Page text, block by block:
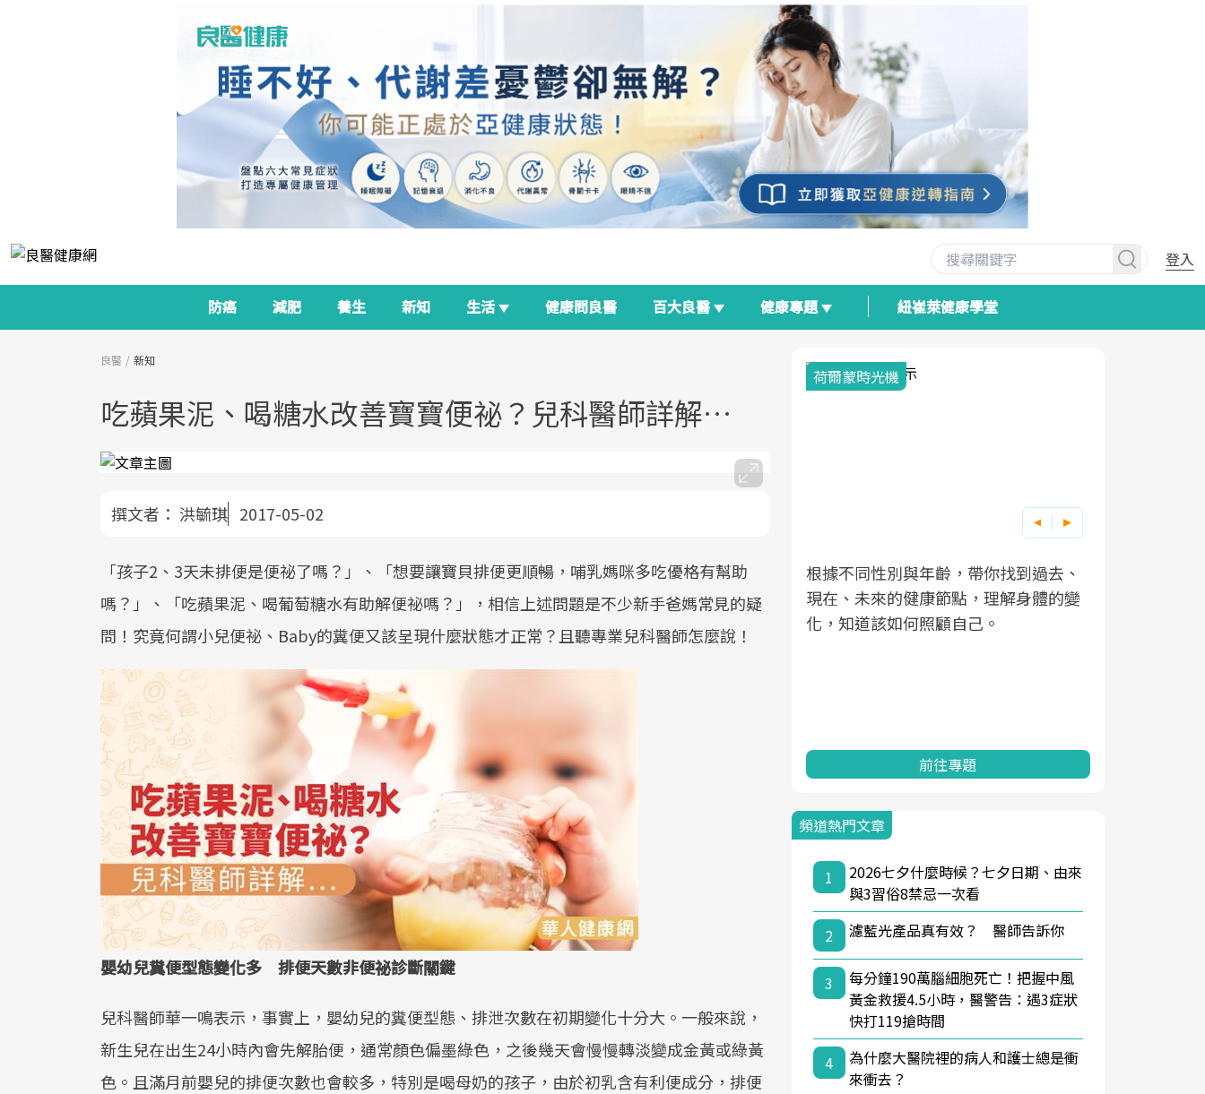
登入
防癌 減肥 養生 新知 生活 健康問良醫 百大良醫 健康專題 紐崔萊健康學堂
良醫 新知
吃蘋果泥、喝糖水改善寶寶便祕？兒科醫師詳解…
撰文者： 洪毓琪 2017-05-02
「孩子2、3天未排便是便祕了嗎？」、「想要讓寶貝排便更順暢，哺乳媽咪多吃優格有幫助
嗎？」、「吃蘋果泥、喝葡萄糖水有助解便祕嗎？」，相信上述問題是不少新手爸媽常見的疑
問！究竟何謂小兒便祕、Baby的糞便又該呈現什麼狀態才正常？且聽專業兒科醫師怎麼說！
嬰幼兒糞便型態變化多 排便天數非便祕診斷關鍵
兒科醫師華一鳴表示，事實上，嬰幼兒的糞便型態、排泄次數在初期變化十分大。一般來說，
新生兒在出生24小時內會先解胎便，通常顏色偏墨綠色，之後幾天會慢慢轉淡變成金黃或綠黃
色。且滿月前嬰兒的排便次數也會較多，特別是喝母奶的孩子，由於初乳含有利便成分，排便
面對超高齡社會的浪潮，台灣正在快速
邁向「健康照護」的新時代。隨著國家
政策如「健康台灣推動委員會」與「長
照3.0」的推進，「預防醫學」已成全民
關注的核心議題。然而，健檢不只是醫
狀況、啟動健康管理的重要起點。
前往專題
2025年，就到良醫生活祭體驗「一站式
健康新生活」，從講座、體驗到運動，
全面啟動你的健康革命！
前往專題
良醫健康網從「換季的身體變化」出
發，透過醫學觀點與日常感受的對話，
建立對亞健康的認知，進而引導實際的
改善行動。
前往專題
荷爾蒙時光機
根據不同性別與年齡，帶你找到過去、
現在、未來的健康節點，理解身體的變
化，知道該如何照顧自己。
前往專題
頻道熱門文章
1
2026七夕什麼時候？七夕日期、由來
與3習俗8禁忌一次看
2
濾藍光產品真有效？ 醫師告訴你
3
每分鐘190萬腦細胞死亡！把握中風
黃金救援4.5小時，醫警告：遇3症狀
快打119搶時間
4
為什麼大醫院裡的病人和護士總是衝
來衝去？